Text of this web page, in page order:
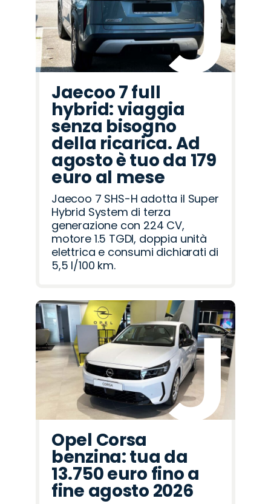
Jaecoo 7 full
hybrid: viaggia
senza bisogno
della ricarica. Ad
agosto è tuo da 179
euro al mese
Jaecoo 7 SHS-H adotta il Super
Hybrid System di terza
generazione con 224 CV,
motore 1.5 TGDI, doppia unità
elettrica e consumi dichiarati di
5,5 l/100 km.
Opel Corsa
benzina: tua da
13.750 euro fino a
fine agosto 2026